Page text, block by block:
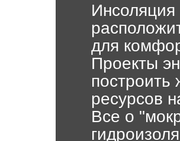
для
Проекты
построить
ресурсов
Все о